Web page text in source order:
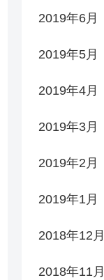
2019年6月
2019年5月
2019年4月
2019年3月
2019年2月
2019年1月
2018年12月
2018年11月